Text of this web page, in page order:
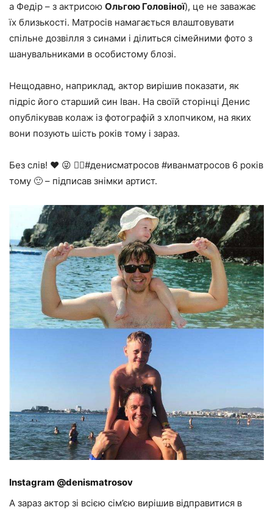
а Федір – з актрисою Ольгою Головіної), це не заважає
їх близькості. Матросів намагається влаштовувати
спільне дозвілля з синами і ділиться сімейними фото з
шанувальниками в особистому блозі.
Нещодавно, наприклад, актор вирішив показати, як
підріс його старший син Іван. На своїй сторінці Денис
опублікував колаж із фотографій з хлопчиком, на яких
вони позують шість років тому і зараз.
Без слів! ❤️ 😜 ✌🏼️#денисматросов #иванматросов 6 років
тому 🙂 – підписав знімки артист.
Instagram @denismatrosov
А зараз актор зі всією сім’єю вирішив відправитися в